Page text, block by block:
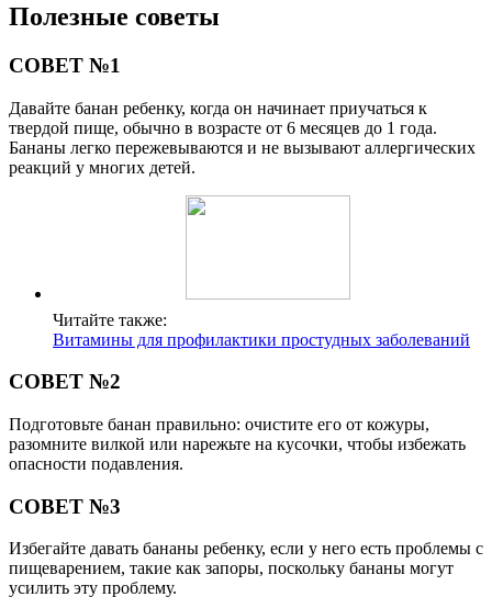
Полезные советы
СОВЕТ №1
Давайте банан ребенку, когда он начинает приучаться к
твердой пище, обычно в возрасте от 6 месяцев до 1 года.
Бананы легко пережевываются и не вызывают аллергических
реакций у многих детей.
Читайте также:
Витамины для профилактики простудных заболеваний
СОВЕТ №2
Подготовьте банан правильно: очистите его от кожуры,
разомните вилкой или нарежьте на кусочки, чтобы избежать
опасности подавления.
СОВЕТ №3
Избегайте давать бананы ребенку, если у него есть проблемы с
пищеварением, такие как запоры, поскольку бананы могут
усилить эту проблему.